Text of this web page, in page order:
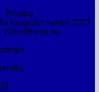
Printing
fotografer høsten 2023
Videofilming og